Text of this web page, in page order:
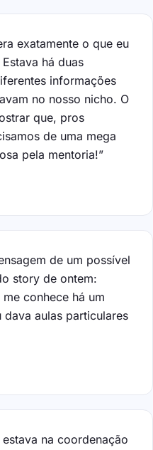
exatamente o que eu
há duas
informações
no nosso nicho. O
que, pros
de uma mega
pela mentoria!”
de um possível
story de ontem:
conhece há um
aulas particulares
na coordenação